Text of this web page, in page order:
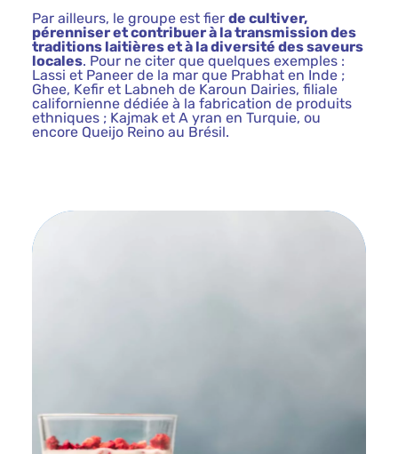
Par ailleurs, le groupe est fier de cultiver,
pérenniser et contribuer à la transmission des
traditions laitières et à la diversité des saveurs
locales. Pour ne citer que quelques exemples :
Lassi et Paneer de la mar que Prabhat en Inde ;
Ghee, Kefir et Labneh de Karoun Dairies, filiale
californienne dédiée à la fabrication de produits
ethniques ; Kajmak et A yran en Turquie, ou
encore Queijo Reino au Brésil.